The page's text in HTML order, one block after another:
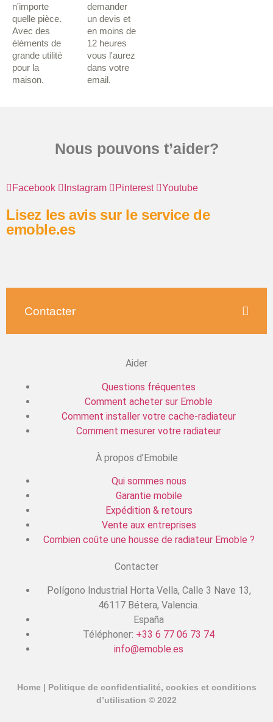
n'importe
quelle pièce.
Avec des
éléments de
grande utilité
pour la
maison.
demander
un devis et
en moins de
12 heures
vous l'aurez
dans votre
email.
Nous pouvons t’aider?
Facebook Instagram Pinterest Youtube
Lisez les avis sur le service de
emoble.es
Contacter
Aider
Questions fréquentes
Comment acheter sur Emoble
Comment installer votre cache-radiateur
Comment mesurer votre radiateur
À propos d’Emobile
Qui sommes nous
Garantie mobile
Expédition & retours
Vente aux entreprises
Combien coûte une housse de radiateur Emoble ?
Contacter
Polígono Industrial Horta Vella, Calle 3 Nave 13,
46117 Bétera, Valencia.
España
Téléphoner: +33 6 77 06 73 74
info@emoble.es
Home | Politique de confidentialité, cookies et conditions
d’utilisation © 2022